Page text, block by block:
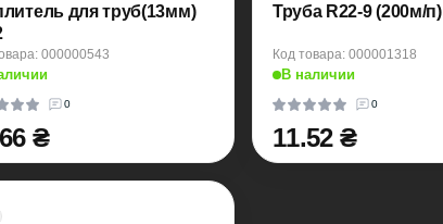
для труб(13мм)
000000543
0
₴
Труба R22-9 (200м/п)
Код товара: 000001318
В наличии
0
11.52 ₴